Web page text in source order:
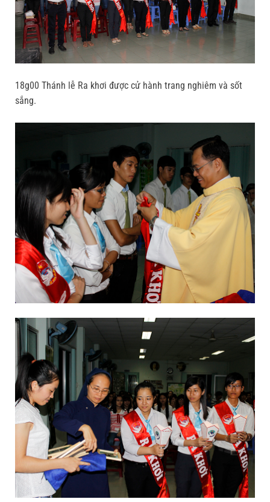
18g00 Thánh lễ Ra khơi được cử hành trang nghiêm và sốt
sắng.